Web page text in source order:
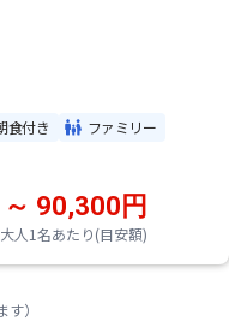
食付き
ファミリー
人1名あたり(目安額)
90,300円
）